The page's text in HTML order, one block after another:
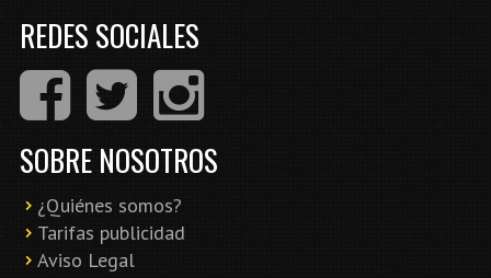
REDES SOCIALES
SOBRE NOSOTROS
¿Quiénes somos?
Tarifas publicidad
Aviso Legal